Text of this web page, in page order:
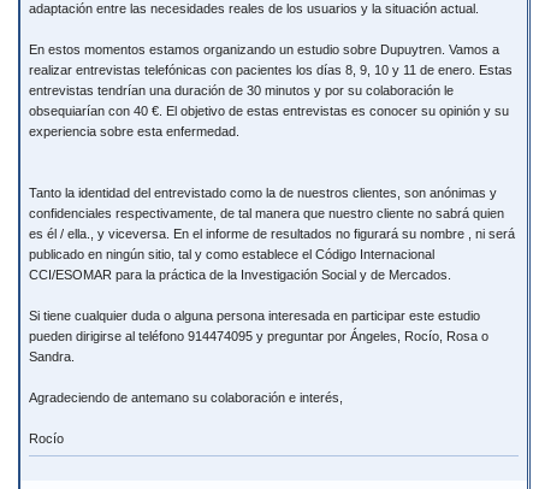
adaptación entre las necesidades reales de los usuarios y la situación actual.
En estos momentos estamos organizando un estudio sobre Dupuytren. Vamos a
realizar entrevistas telefónicas con pacientes los días 8, 9, 10 y 11 de enero. Estas
entrevistas tendrían una duración de 30 minutos y por su colaboración le
obsequiarían con 40 €. El objetivo de estas entrevistas es conocer su opinión y su
experiencia sobre esta enfermedad.
Tanto la identidad del entrevistado como la de nuestros clientes, son anónimas y
confidenciales respectivamente, de tal manera que nuestro cliente no sabrá quien
es él / ella., y viceversa. En el informe de resultados no figurará su nombre , ni será
publicado en ningún sitio, tal y como establece el Código Internacional
CCI/ESOMAR para la práctica de la Investigación Social y de Mercados.
Si tiene cualquier duda o alguna persona interesada en participar este estudio
pueden dirigirse al teléfono 914474095 y preguntar por Ángeles, Rocío, Rosa o
Sandra.
Agradeciendo de antemano su colaboración e interés,
Rocío